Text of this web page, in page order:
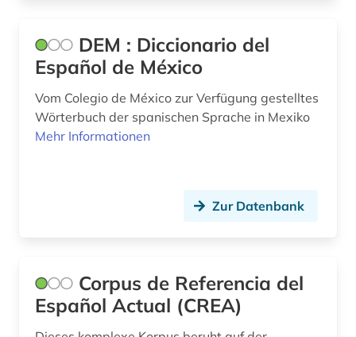
DEM : Diccionario del
Español de México
Vom Colegio de México zur Verfügung gestelltes
Wörterbuch der spanischen Sprache in Mexiko
Mehr Informationen
Zur Datenbank
Corpus de Referencia del
Español Actual (CREA)